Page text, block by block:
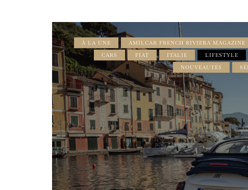
À LA UNE AMILCAR FRENCH RIVIERA MAGAZINE
CARS
FIAT ITALIE LIFESTYLE
NOUVEAUTÉS